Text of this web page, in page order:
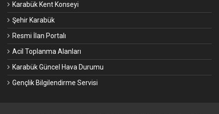
Karabük Kent Konseyi
Şehir Karabük
Resmi İlan Portalı
Acil Toplanma Alanları
Karabük Güncel Hava Durumu
Gençlik Bilgilendirme Servisi